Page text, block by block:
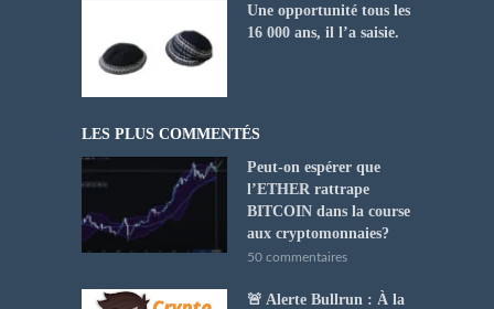
Une opportunité tous les
16 000 ans, il l’a saisie.
LES PLUS COMMENTÉS
Peut-on espérer que
l’ETHER rattrape
BITCOIN dans la course
aux cryptomonnaies?
50 commentaires
🚨 Alerte Bullrun : À la